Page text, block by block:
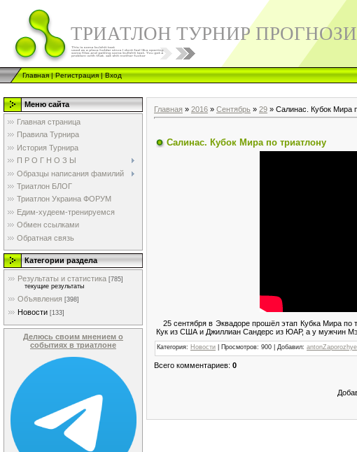
ТРИАТЛОН ТУРНИР
Главная|Регистрация|Вход
Меню сайта
Главная страница
Правила Турнира
История Турнира
П Р О Г Н О З Ы
Образцы написания фамилий
Триатлон БЛОГ
Триатлон Украина ФОРУМ
Едим-худеем-тренируемся
Обмен ссылками
Обратная связь
Категории раздела
Результаты и статистика [785]
текущие результаты
Объявления [398]
Новости [133]
Делюсь своим мнением о
событиях в триатлоне
Главная » 2016 » Сентябрь » 29 » Салинас. Кубок Мира
Салинас. Кубок Мира по триатлону
25 сентября в Эквадоре прошёл этап Кубка Мира
Кук из США и Джиллиан Сандерс из ЮАР, а у мужчин
Категория: Новости Просмотров: 900 | Добавил: antonZaporozhye
Всего комментариев: 0